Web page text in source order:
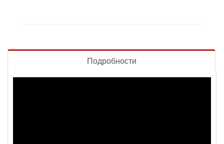
Подробности